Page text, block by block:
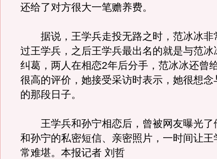
还给了对方很大一笔赡养费。
据说，王学兵走投无路之时，范冰冰非
过王学兵，之后王学兵最出名的就是与范冰
纠葛，两人在相恋2年后分手，范冰冰还曾
很高的评价，她接受采访时表示，她很想念
的那段日子。
王学兵和孙宁相恋后，曾被网友曝光了
和孙宁的私密短信、亲密照片，一时间让王
常难堪。本报记者 刘哲